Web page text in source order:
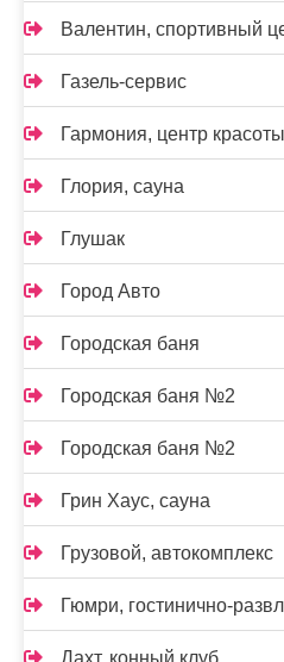
Валентин, спортивный
Газель-сервис
Гармония, центр
Глория, сауна
Глушак
Город Авто
Городская баня
Городская баня №2
Городская баня №2
Грин Хаус, сауна
Грузовой, автокомплекс
Гюмри, гостинично-
Дахт, конный клуб